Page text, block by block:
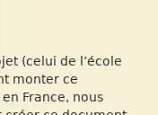
(celui de l’école
monter ce
France, nous